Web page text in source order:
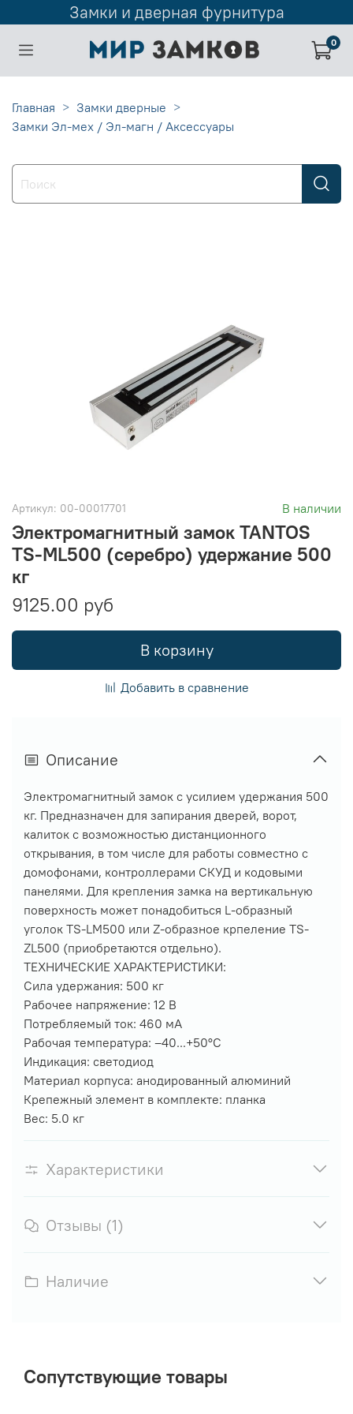
Замки и дверная фурнитура
0
Главная
Замки дверные
Замки Эл-мех / Эл-магн / Аксессуары
Артикул: 00-00017701 В наличии
Электромагнитный замок TANTOS
TS-ML500 (серебро) удержание 500
кг
9125.00 руб
В корзину
Добавить в сравнение
Описание
Электромагнитный замок с усилием удержания 500
кг. Предназначен для запирания дверей, ворот,
калиток с возможностью дистанционного
открывания, в том числе для работы совместно с
домофонами, контроллерами СКУД и кодовыми
панелями. Для крепления замка на вертикальную
поверхность может понадобиться L-образный
уголок TS-LM500 или Z-образное крпеление TS-
ZL500 (приобретаются отдельно).
ТЕХНИЧЕСКИЕ ХАРАКТЕРИСТИКИ:
Сила удержания: 500 кг
Рабочее напряжение: 12 В
Потребляемый ток: 460 мА
Рабочая температура: –40...+50°С
Индикация: светодиод
Материал корпуса: анодированный алюминий
Крепежный элемент в комплекте: планка
Вес: 5.0 кг
Характеристики
Отзывы (1)
Наличие
Сопутствующие товары